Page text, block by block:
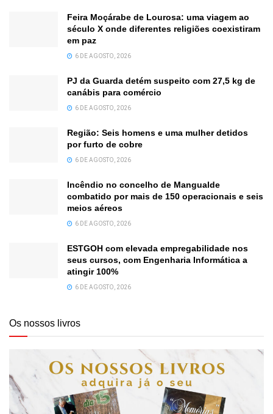
Feira Moçárabe de Lourosa: uma viagem ao
século X onde diferentes religiões coexistiram
em paz
6 DE AGOSTO, 2026
PJ da Guarda detém suspeito com 27,5 kg de
canábis para comércio
6 DE AGOSTO, 2026
Região: Seis homens e uma mulher detidos
por furto de cobre
6 DE AGOSTO, 2026
Incêndio no concelho de Mangualde
combatido por mais de 150 operacionais e seis
meios aéreos
6 DE AGOSTO, 2026
ESTGOH com elevada empregabilidade nos
seus cursos, com Engenharia Informática a
atingir 100%
6 DE AGOSTO, 2026
Os nossos livros